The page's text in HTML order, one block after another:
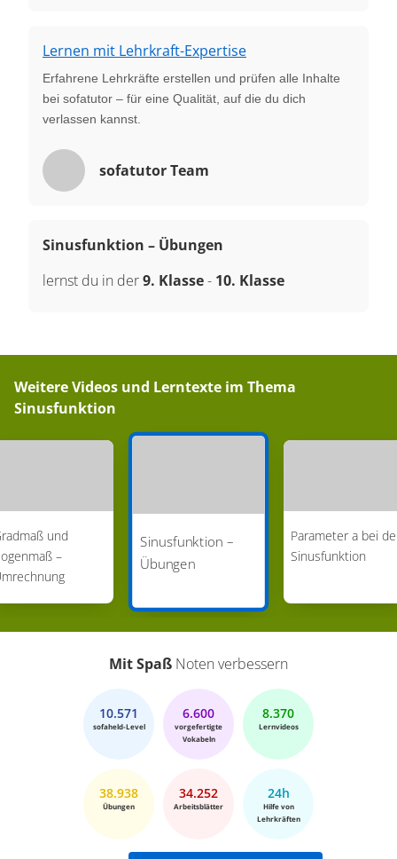
Lernen mit Lehrkraft-Expertise
Erfahrene Lehrkräfte erstellen und prüfen alle Inhalte
bei sofatutor – für eine Qualität, auf die du dich
verlassen kannst.
sofatutor Team
Sinusfunktion – Übungen
lernst du in der9. Klasse- 10. Klasse
Weitere Videos und Lerntexte im Thema
Sinusfunktion
und
–
Sinusfunktion –
Übungen
Parameter a bei
Sinusfunktion
Mit Spaß Noten verbessern
10.571
sofaheld-Level
6.600
vorgefertigte
Vokabeln
8.370
Lernvideos
38.938
Übungen
34.252
Arbeitsblätter
24h
Hilfe von
Lehrkräften